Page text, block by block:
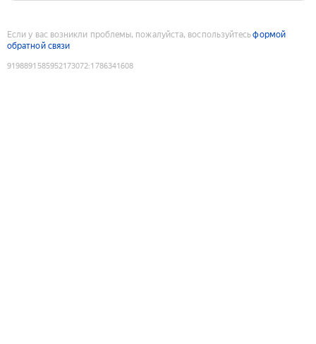
Если у вас возникли проблемы, пожалуйста, воспользуйтесьформой
обратной связи
9198891585952173072:1786341608